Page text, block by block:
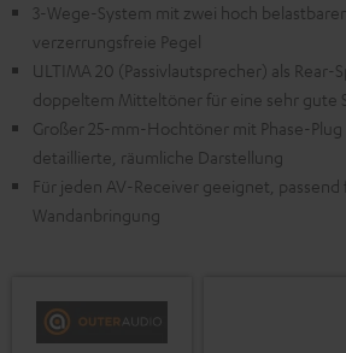
3-Wege-System mit zwei hoch
verzerrungsfreie Pegel
ULTIMA 20 (Passivlautsprecher) als Rear-
doppeltem Mitteltöner für eine sehr gute
Großer 25-mm-Hochtöner mit Phase-
detaillierte, räumliche Darstellung
Für jeden AV-Receiver geeignet,
Wandanbringung